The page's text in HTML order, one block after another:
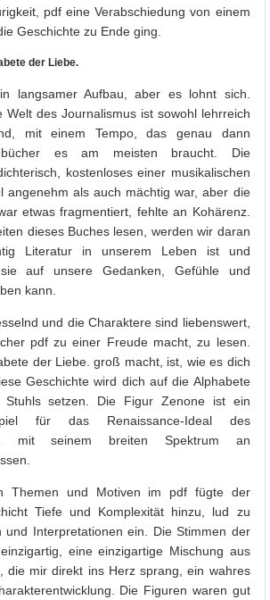
pdf eine Verabschiedung von einem
Geschichte zu Ende ging.
der Liebe.
langsamer Aufbau, aber es lohnt sich.
Welt des Journalismus ist sowohl lehrreich
mit einem Tempo, das genau dann
es am meisten braucht. Die
kostenloses einer musikalischen
angenehm als auch mächtig war, aber die
etwas fragmentiert, fehlte an Kohärenz.
dieses Buches lesen, werden wir daran
Literatur in unserem Leben ist und
auf unsere Gedanken, Gefühle und
kann.
und die Charaktere sind liebenswert,
pdf zu einer Freude macht, zu lesen.
der Liebe. groß macht, ist, wie es dich
Geschichte wird dich auf die Alphabete
setzen. Die Figur Zenone ist ein
für das Renaissance-Ideal des
mit seinem breiten Spektrum an
Themen und Motiven im pdf fügte der
Tiefe und Komplexität hinzu, lud zu
und Interpretationen ein. Die Stimmen der
eine einzigartige Mischung aus
die mir direkt ins Herz sprang, ein wahres
Die Figuren waren gut